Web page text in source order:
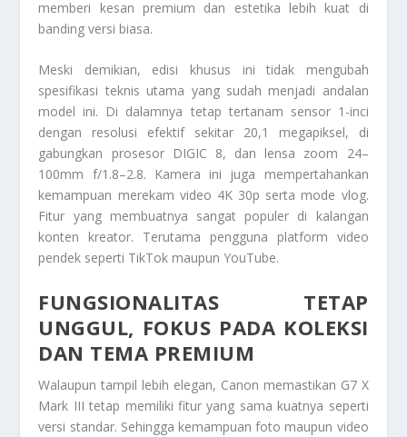
memberi kesan premium dan estetika lebih kuat di
banding versi biasa.
Meski demikian, edisi khusus ini tidak mengubah
spesifikasi teknis utama yang sudah menjadi andalan
model ini. Di dalamnya tetap tertanam sensor 1-inci
dengan resolusi efektif sekitar 20,1 megapiksel, di
gabungkan prosesor DIGIC 8, dan lensa zoom 24–
100mm f/1.8–2.8. Kamera ini juga mempertahankan
kemampuan merekam video 4K 30p serta mode vlog.
Fitur yang membuatnya sangat populer di kalangan
konten kreator. Terutama pengguna platform video
pendek seperti TikTok maupun YouTube.
FUNGSIONALITAS TETAP
UNGGUL, FOKUS PADA KOLEKSI
DAN TEMA PREMIUM
Walaupun tampil lebih elegan, Canon memastikan G7 X
Mark III tetap memiliki fitur yang sama kuatnya seperti
versi standar. Sehingga kemampuan foto maupun video